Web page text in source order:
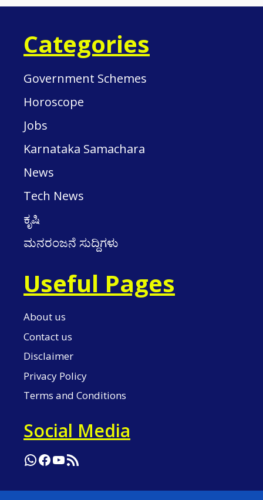
Categories
Government Schemes
Horoscope
Jobs
Karnataka Samachara
News
Tech News
ಕೃಷಿ
ಮನರಂಜನೆ ಸುದ್ದಿಗಳು
Useful Pages
About us
Contact us
Disclaimer
Privacy Policy
Terms and Conditions
Social Media
WhatsApp
Facebook
YouTube
RSS Feed